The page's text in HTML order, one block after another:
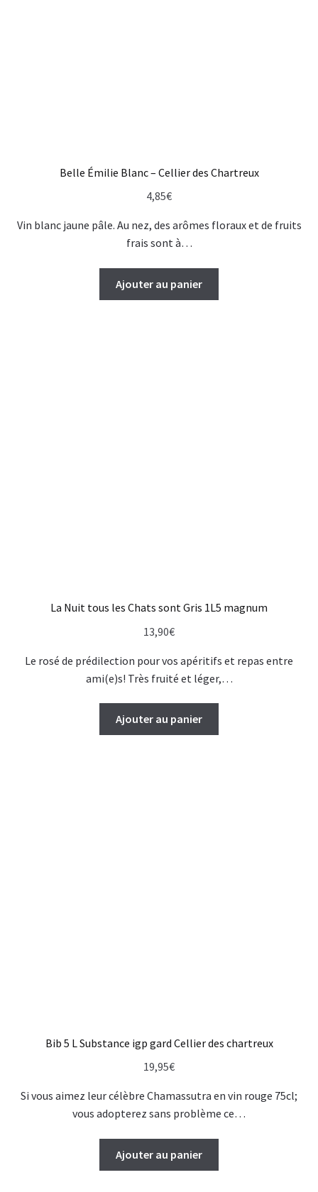
Belle Émilie Blanc – Cellier des Chartreux
4,85€
Vin blanc jaune pâle. Au nez, des arômes floraux et de fruits
frais sont à…
Ajouter au panier
La Nuit tous les Chats sont Gris 1L5 magnum
13,90€
Le rosé de prédilection pour vos apéritifs et repas entre
ami(e)s! Très fruité et léger,…
Ajouter au panier
Bib 5 L Substance igp gard Cellier des chartreux
19,95€
Si vous aimez leur célèbre Chamassutra en vin rouge 75cl;
vous adopterez sans problème ce…
Ajouter au panier